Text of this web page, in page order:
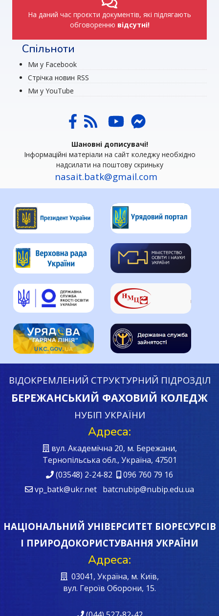
На даний час проєкти документів, які підлягають
обговоренню відсутні!
Спільноти
Ми у Facebook
Стрічка новин RSS
Ми у YouTube
Шановні дописувачі!
Інформаційні матеріали на сайт коледжу необхідно
надсилати на поштову скриньку
nasait.batk@gmail.com
ВІДОКРЕМЛЕНИЙ СТРУКТУРНИЙ ПІДРОЗДІЛ
БЕРЕЖАНСЬКИЙ ФАХОВИЙ КОЛЕДЖ
НУБІП УКРАЇНИ
Адреса:
вул. Академічна 20, м. Бережани,
Тернопільська обл., Україна, 47501
(03548) 2-24-82
096 760 79 16
vp_batk@ukr.net batcnubip@nubip.edu.ua
НАЦІОНАЛЬНИЙ УНІВЕРСИТЕТ БІОРЕСУРСІВ
І ПРИРОДОКОРИСТУВАННЯ УКРАЇНИ
Адреса:
03041, Україна, м. Київ,
вул. Героїв Oборони, 15.